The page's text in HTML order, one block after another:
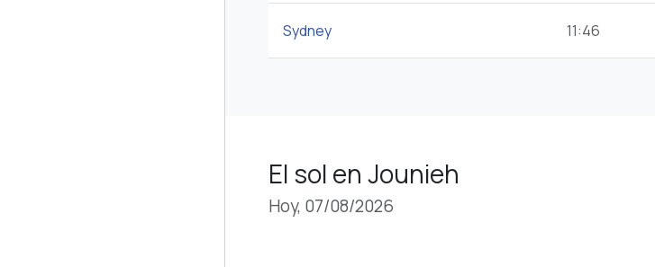
Sydney 11:46
El sol en Jounieh
Hoy, 07/08/2026